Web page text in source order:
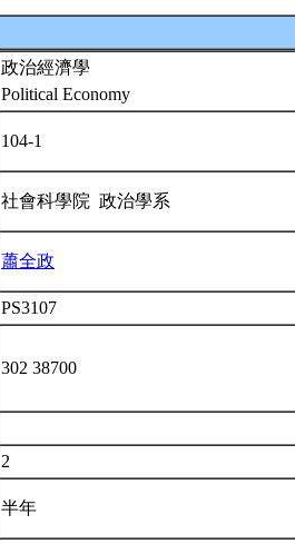
政治經濟學
Political Economy
104-1
社會科學院 政治學系
蕭全政
PS3107
302 38700
2
半年